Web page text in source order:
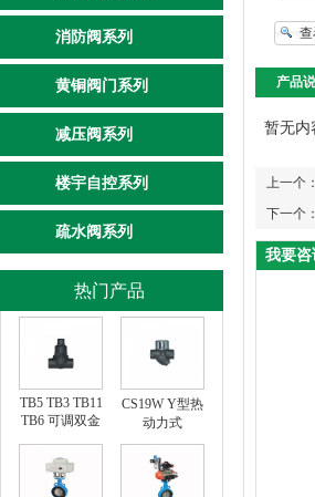
消防阀系列
黄铜阀门系列
减压阀系列
楼宇自控系列
疏水阀系列
热门产品
TB5 TB3 TB11
TB6 可调双金
CS19W Y型热
动力式
查
产品
暂无内
上一个：
下一个：
我要咨